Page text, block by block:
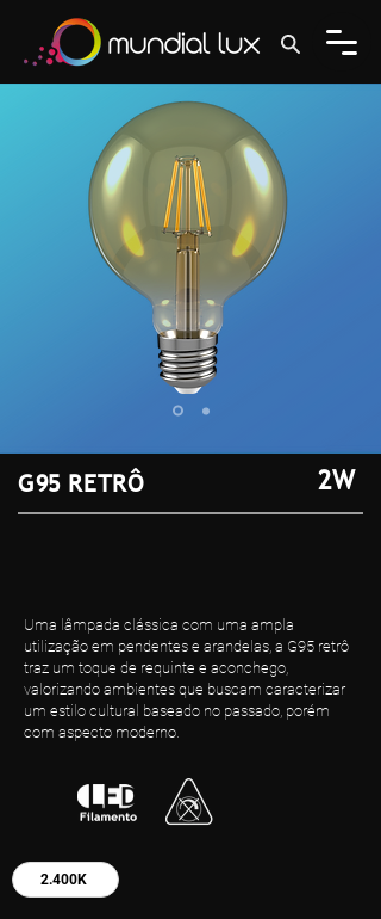
G95 RETRÔ 2W
Uma lâmpada clássica com uma ampla
utilização em pendentes e arandelas, a G95 retrô
traz um toque de requinte e aconchego,
valorizando ambientes que buscam caracterizar
um estilo cultural baseado no passado, porém
com aspecto moderno.
2.400K